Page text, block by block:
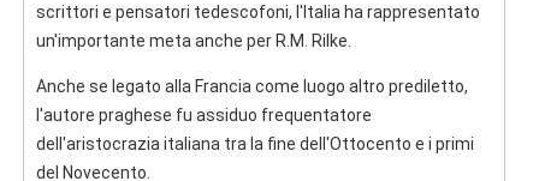
scrittori e pensatori tedescofoni, l'Italia ha rappresentato
un'importante meta anche per R.M. Rilke.
Anche se legato alla Francia come luogo altro prediletto,
l'autore praghese fu assiduo frequentatore
dell'aristocrazia italiana tra la fine dell'Ottocento e i primi
del Novecento.